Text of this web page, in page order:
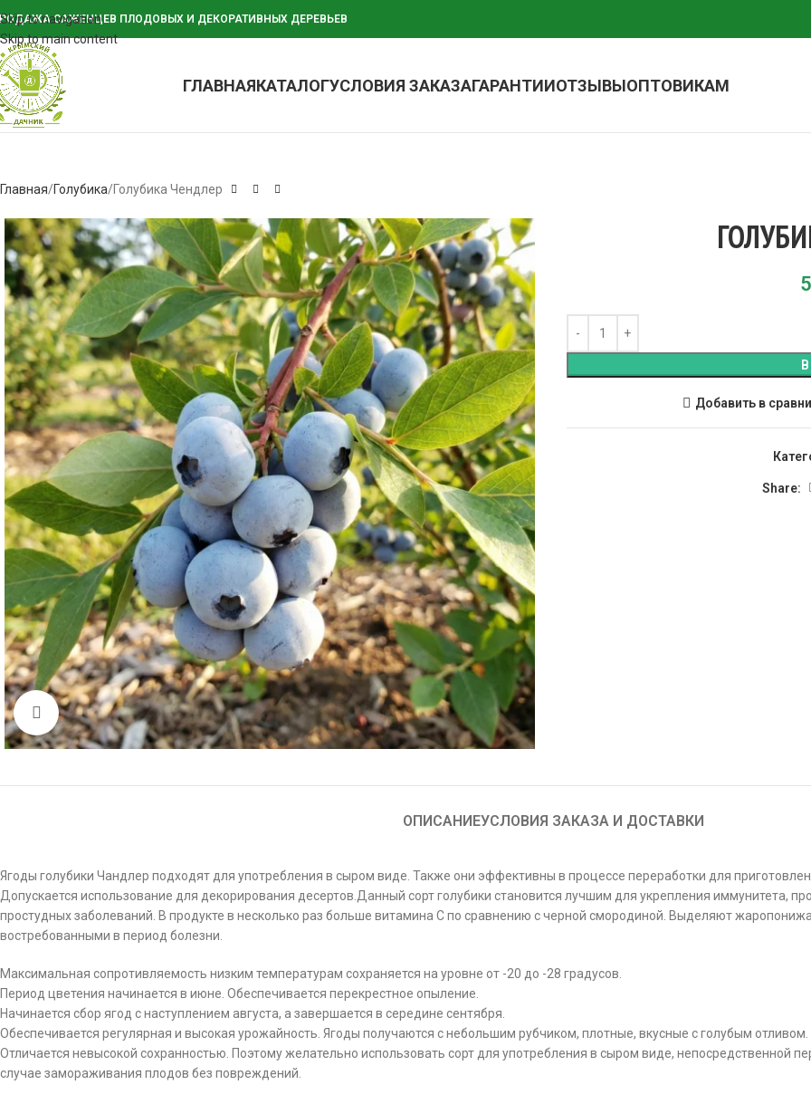
Skip to navigation
Skip to main content
САЖЕНЦЕВ ПЛОДОВЫХ И ДЕКОРАТИВНЫХ ДЕРЕВЬЕВ
ГЛАВНАЯКАТАЛОГУСЛОВИЯ ЗАКАЗАГАРАНТИИОТЗЫВЫОПТОВИКАМ
Главная Голубика Голубика Чендлер
Click to enlarge
Добавить в
Share:
ОПИСАНИЕУСЛОВИЯ ЗАКАЗА И ДОСТАВКИ
Ягоды голубики Чандлер подходят для употребления в сыром виде. Также они эффективны в процессе переработки для
Допускается использование для декорирования десертов.Данный сорт голубики становится лучшим для укрепления иммунитета,
простудных заболеваний. В продукте в несколько раз больше витамина С по сравнению с черной смородиной. Выделяют
востребованными в период болезни.
Максимальная сопротивляемость низким температурам сохраняется на уровне от -20 до -28 градусов.
Период цветения начинается в июне. Обеспечивается перекрестное опыление.
Начинается сбор ягод с наступлением августа, а завершается в середине сентября.
Обеспечивается регулярная и высокая урожайность. Ягоды получаются с небольшим рубчиком, плотные, вкусные с голубым отливом.
Отличается невысокой сохранностью. Поэтому желательно использовать сорт для употребления в сыром виде, непосредственной
случае замораживания плодов без повреждений.